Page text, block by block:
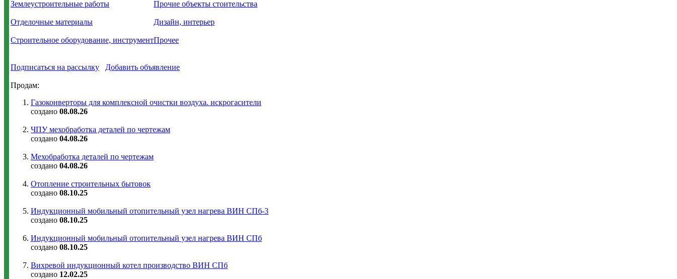
Землеустроительные работы
Отделочные материалы
Строительное оборудование, инструмент
Прочие объекты стоительства
Дизайн, интерьер
Прочее
Подписаться на рассылку Добавить объявление
Продам:
Газоконверторы для комплексной очистки воздуха. искрогасители
создано 08.08.26
ЧПУ мехобработка деталей по чертежам
создано 04.08.26
Мехобработка деталей по чертежам
создано 04.08.26
Отопление строительных бытовок
создано 08.10.25
Индукционный мобильный отопительный узел нагрева ВИН СПб-3
создано 08.10.25
Индукционный мобильный отопительный узел нагрева ВИН СПб
создано 08.10.25
Вихревой индукционный котел производство ВИН СПб
создано 12.02.25